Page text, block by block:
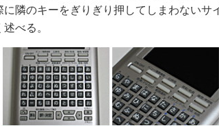
に隣のキーをぎりぎり押してしまわないサ
べる。